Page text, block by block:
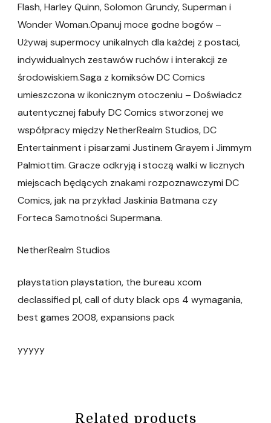
Flash, Harley Quinn, Solomon Grundy, Superman i
Wonder Woman.Opanuj moce godne bogów –
Używaj supermocy unikalnych dla każdej z postaci,
indywidualnych zestawów ruchów i interakcji ze
środowiskiem.Saga z komiksów DC Comics
umieszczona w ikonicznym otoczeniu – Doświadcz
autentycznej fabuły DC Comics stworzonej we
współpracy między NetherRealm Studios, DC
Entertainment i pisarzami Justinem Grayem i Jimmym
Palmiottim. Gracze odkryją i stoczą walki w licznych
miejscach będących znakami rozpoznawczymi DC
Comics, jak na przykład Jaskinia Batmana czy
Forteca Samotności Supermana.
NetherRealm Studios
playstation playstation, the bureau xcom
declassified pl, call of duty black ops 4 wymagania,
best games 2008, expansions pack
yyyyy
Related products